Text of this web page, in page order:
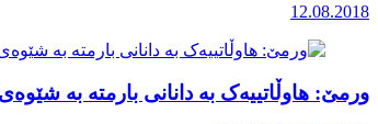
12.08.2018
ورمێ: هاوڵاتییەک بە دانانی بارمتە بە شێوەی